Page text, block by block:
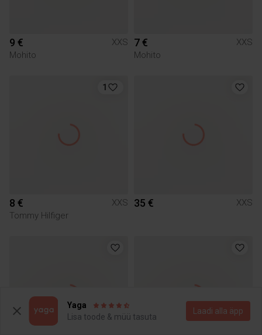
9 €
XXS
Mohito
7 €
XXS
Mohito
1
8 €
XXS
Tommy Hilfiger
35 € XXS
Yaga
Lisa toode & müü tasuta
Laadi alla äpp